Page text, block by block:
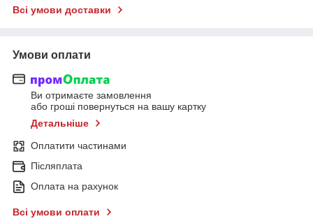
Всі умови доставки
Умови оплати
Ви отримаєте замовлення
або гроші повернуться на вашу картку
Детальніше
Оплатити частинами
Післяплата
Оплата на рахунок
Всі умови оплати